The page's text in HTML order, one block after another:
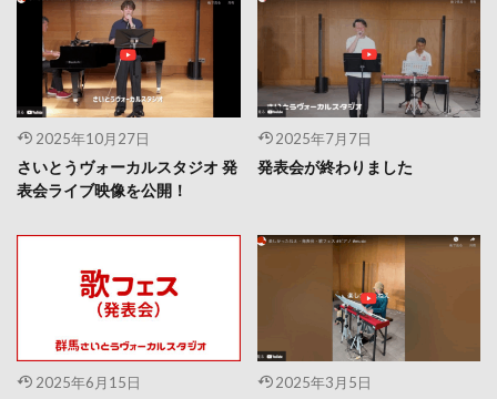
2025年10月27日
さいとうヴォーカルスタジオ 発
表会ライブ映像を公開！
2025年7月7日
発表会が終わりました
2025年6月15日 2025年3月5日